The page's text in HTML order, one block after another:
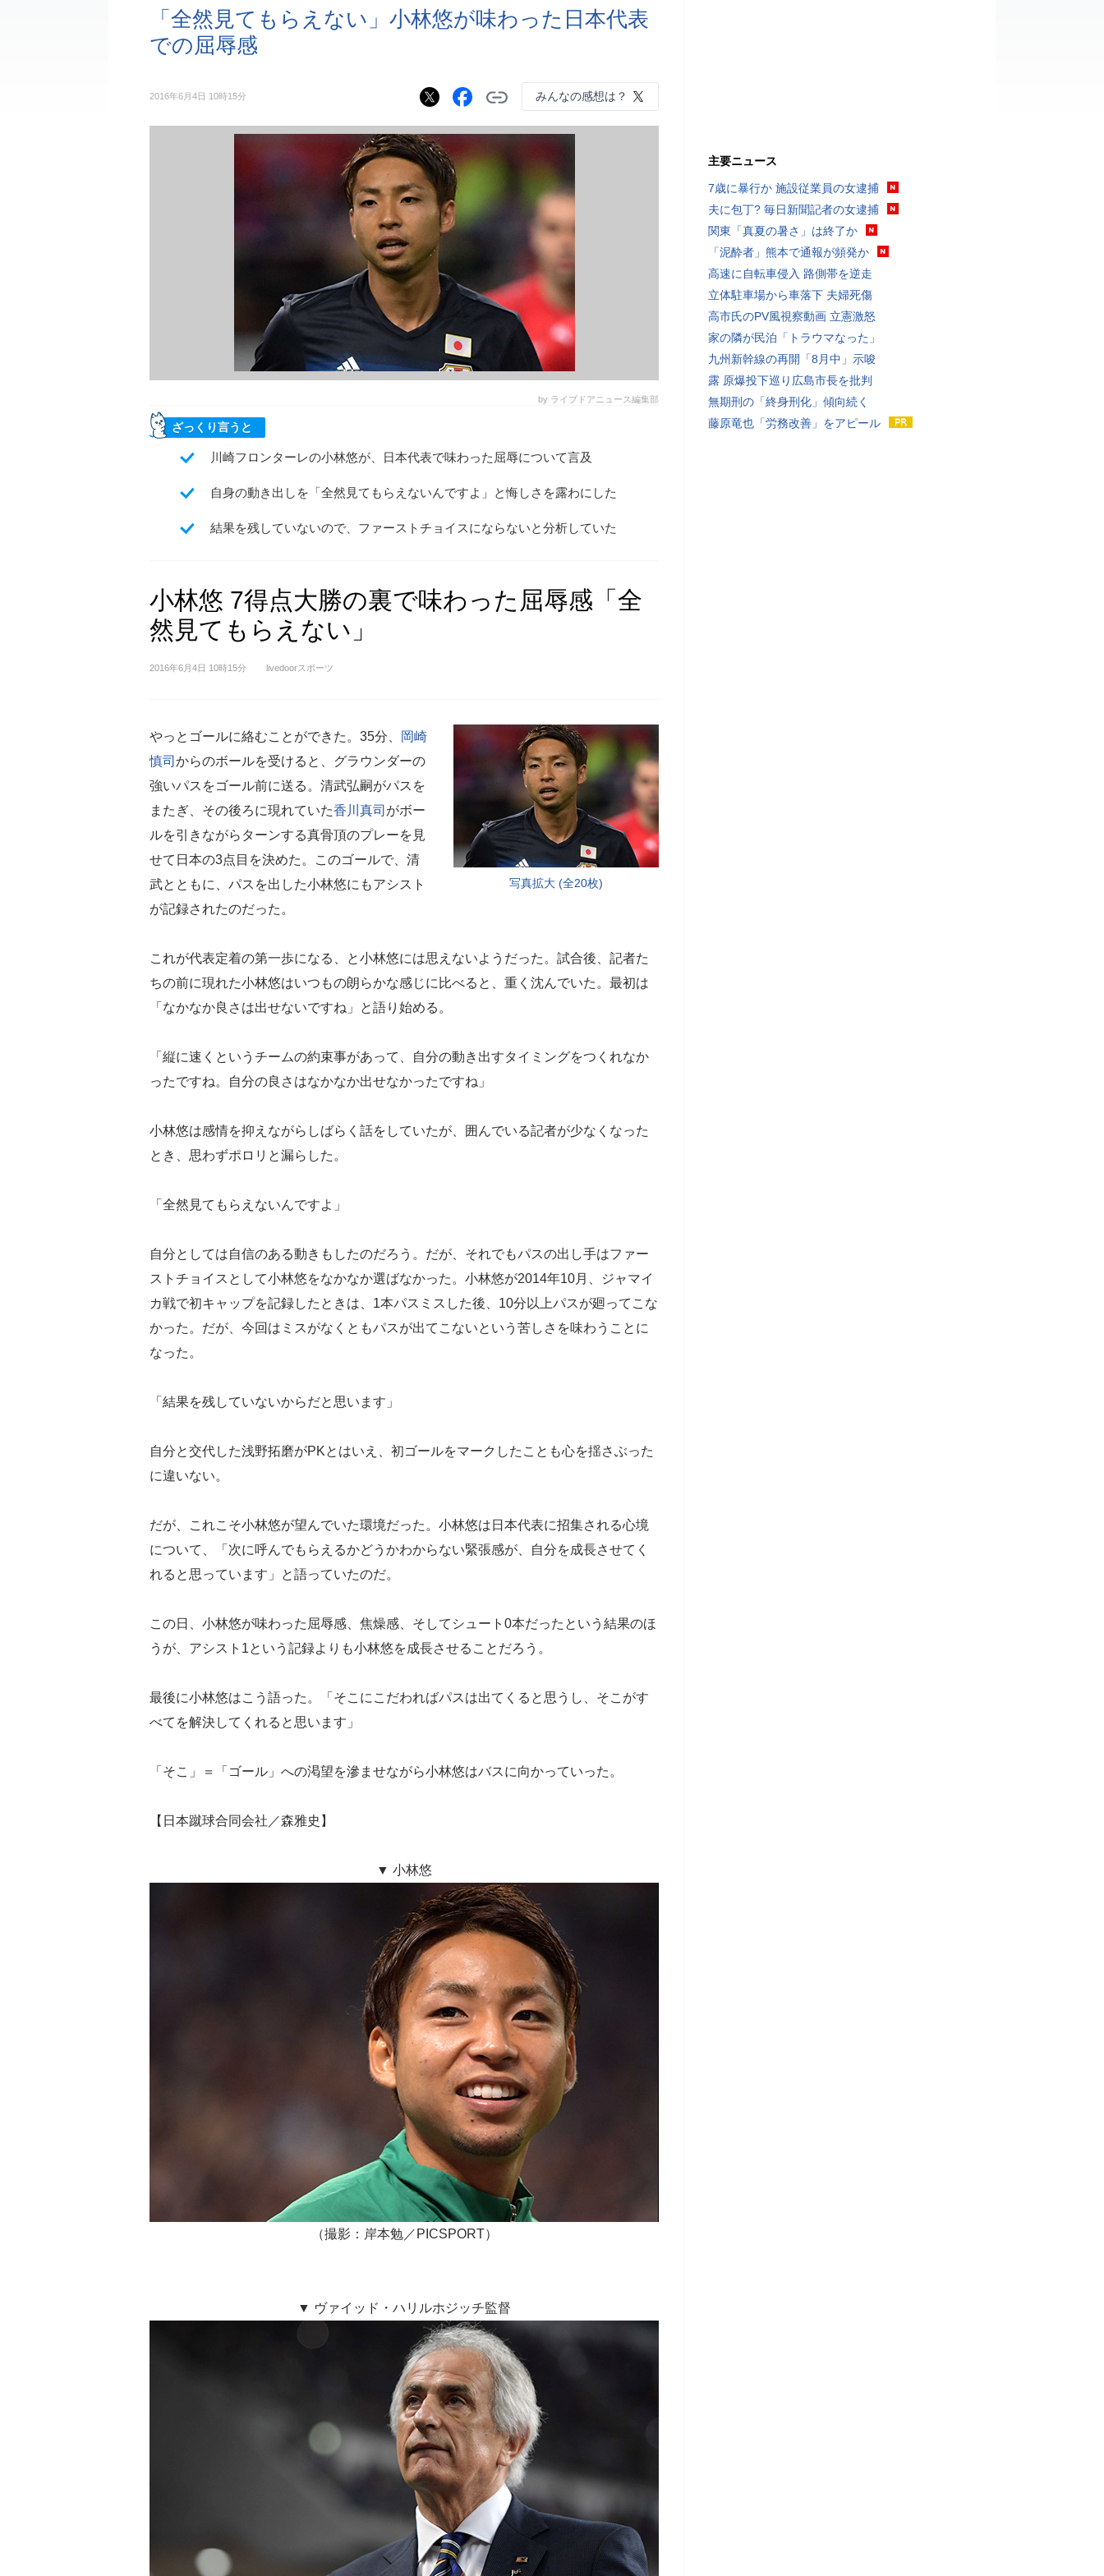
「全然見てもらえない」小林悠が味わった日本代表
での屈辱感
2016年6月4日 10時15分 みんなの感想は？
by ライブドアニュース編集部
ざっくり言うと
川崎フロンターレの小林悠が、日本代表で味わった屈辱について言及
自身の動き出しを「全然見てもらえないんですよ」と悔しさを露わにした
結果を残していないので、ファーストチョイスにならないと分析していた
小林悠 7得点大勝の裏で味わった屈辱感「全
然見てもらえない」
2016年6月4日 10時15分 livedoorスポーツ
写真拡大 (全20枚)
やっとゴールに絡むことができた。35分、
岡崎
慎司 からのボールを受けると、グラウンダーの
強いパスをゴール前に送る。清武弘嗣がパスを
またぎ、その後ろに現れていた香川真司 がボー
ルを引きながらターンする真骨頂のプレーを見
せて日本の3点目を決めた。このゴールで、清
武とともに、パスを出した小林悠にもアシスト
が記録されたのだった。
これが代表定着の第一歩になる、と小林悠には思えないようだった。試合後、記者た
ちの前に現れた小林悠はいつもの朗らかな感じに比べると、重く沈んでいた。最初は
「なかなか良さは出せないですね」と語り始める。
「縦に速くというチームの約束事があって、自分の動き出すタイミングをつくれなか
ったですね。自分の良さはなかなか出せなかったですね」
小林悠は感情を抑えながらしばらく話をしていたが、囲んでいる記者が少なくなった
とき、思わずポロリと漏らした。
「全然見てもらえないんですよ」
自分としては自信のある動きもしたのだろう。だが、それでもパスの出し手はファー
ストチョイスとして小林悠をなかなか選ばなかった。小林悠が2014年10月、ジャマイ
カ戦で初キャップを記録したときは、1本パスミスした後、10分以上パスが廻ってこな
かった。だが、今回はミスがなくともパスが出てこないという苦しさを味わうことに
なった。
「結果を残していないからだと思います」
自分と交代した浅野拓磨がPKとはいえ、初ゴールをマークしたことも心を揺さぶった
に違いない。
だが、これこそ小林悠が望んでいた環境だった。小林悠は日本代表に招集される心境
について、「次に呼んでもらえるかどうかわからない緊張感が、自分を成長させてく
れると思っています」と語っていたのだ。
この日、小林悠が味わった屈辱感、焦燥感、そしてシュート0本だったという結果のほ
うが、アシスト1という記録よりも小林悠を成長させることだろう。
最後に小林悠はこう語った。「そこにこだわればパスは出てくると思うし、そこがす
べてを解決してくれると思います」
「そこ」＝「ゴール」への渇望を滲ませながら小林悠はバスに向かっていった。
【日本蹴球合同会社／森雅史】
▼ 小林悠
（撮影：岸本勉／PICSPORT）
▼ ヴァイッド・ハリルホジッチ監督
主要ニュース
7歳に暴行か 施設従業員の女逮捕
夫に包丁? 毎日新聞記者の女逮捕
関東「真夏の暑さ」は終了か
「泥酔者」熊本で通報が頻発か
高速に自転車侵入 路側帯を逆走
立体駐車場から車落下 夫婦死傷
高市氏のPV風視察動画 立憲激怒
家の隣が民泊「トラウマなった」
九州新幹線の再開「8月中」示唆
露 原爆投下巡り広島市長を批判
無期刑の「終身刑化」傾向続く
藤原竜也「労務改善」をアピール